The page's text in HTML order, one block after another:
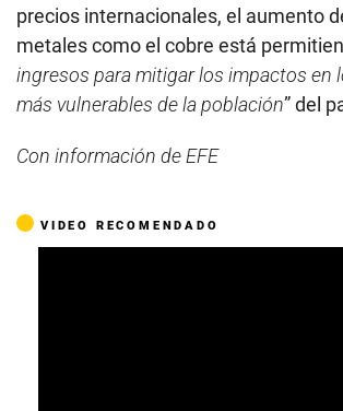
precios internacionales, el aumento
metales como el cobre está
ingresos para mitigar los impactos en
más vulnerables de la población” del
Con información de EFE
VIDEO RECOMENDADO